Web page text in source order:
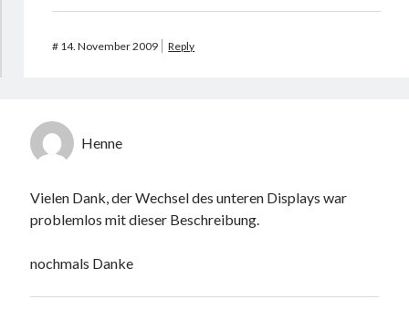
# 14. November 2009 Reply
Henne
Vielen Dank, der Wechsel des unteren Displays war
problemlos mit dieser Beschreibung.
nochmals Danke